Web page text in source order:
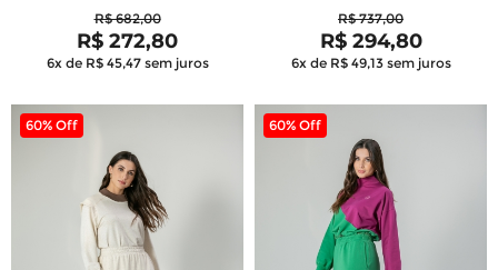
R$ 682,00
R$ 272,80
6x de R$ 45,47 sem juros
R$ 737,00
R$ 294,80
6x de R$ 49,13 sem juros
60% Off 60% Off